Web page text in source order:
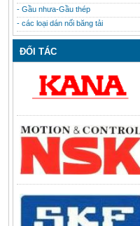
- Gầu nhưa-Gầu thép
- các loại dán nối băng tải
ĐỐI TÁC